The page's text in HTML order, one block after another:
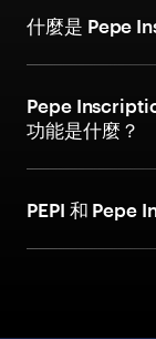
什麼是 Pepe
Pepe
功能是什麼？
PEPI 和 Pepe